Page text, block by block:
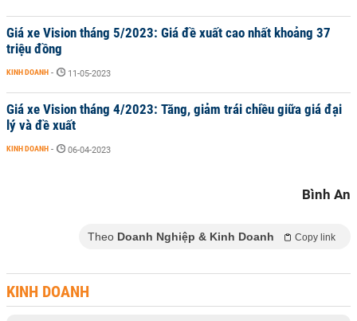
Giá xe Vision tháng 5/2023: Giá đề xuất cao nhất khoảng 37
triệu đồng
KINH DOANH - 11-05-2023
Giá xe Vision tháng 4/2023: Tăng, giảm trái chiều giữa giá đại
lý và đề xuất
KINH DOANH - 06-04-2023
Bình An
Theo Doanh Nghiệp & Kinh Doanh Copy link
KINH DOANH